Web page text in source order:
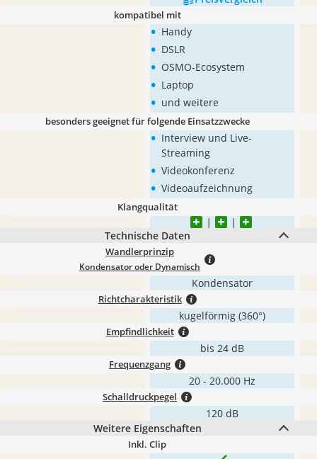
kompatibel mit
• Handy
• DSLR
• OSMO-Ecosystem
• Laptop
• und weitere
besonders geeignet für folgende Einsatzzwecke
• Interview und Live-
Streaming
• Videokonferenz
• Videoaufzeichnung
Klangqualität
Technische Daten
Wandlerprinzip
Kondensator oder Dynamisch
Kondensator
Richtcharakteristik
kugelförmig (360°)
Empfindlichkeit
bis 24 dB
Frequenzgang
20 - 20.000 Hz
Schalldruckpegel
120 dB
Weitere Eigenschaften
Inkl. Clip